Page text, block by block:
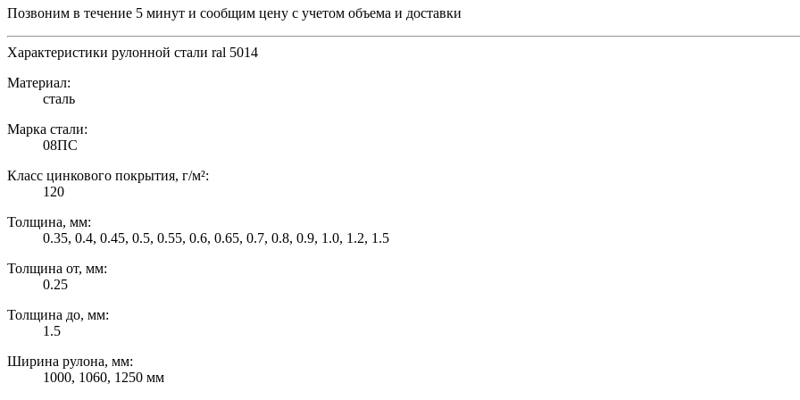
Позвоним в течение 5 минут и сообщим цену с учетом объема и доставки
Характеристики рулонной стали ral 5014
Материал:
сталь
Марка стали:
08ПС
Класс цинкового покрытия, г/м²:
120
Толщина, мм:
0.35, 0.4, 0.45, 0.5, 0.55, 0.6, 0.65, 0.7, 0.8, 0.9, 1.0, 1.2, 1.5
Толщина от, мм:
0.25
Толщина до, мм:
1.5
Ширина рулона, мм:
1000, 1060, 1250 мм